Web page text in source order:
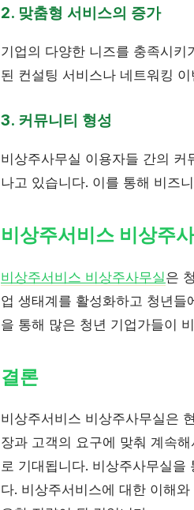
2. 맞춤형 서비스의 증가
기업의 다양한 니즈를 충족시
된 컨설팅 서비스나 네트워킹
3. 커뮤니티 형성
비상주사무실 이용자들 간의
나고 있습니다. 이를 통해 비즈
비상주서비스 비상주
비상주서비스 비상주사무실은
업 생태계를 활성화하고 청년들
을 통해 많은 청년 기업가들이
결론
비상주서비스 비상주사무실은
장과 고객의 요구에 맞춰 계속
로 기대됩니다. 비상주사무실을
다. 비상주서비스에 대한 이해